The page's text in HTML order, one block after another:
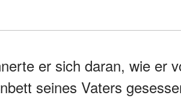
er sich daran, wie er
seines Vaters